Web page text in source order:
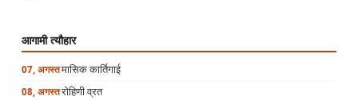
आगामी त्यौहार
07, अगस्तमासिक कार्तिगाई
08, अगस्तरोहिणी व्रत